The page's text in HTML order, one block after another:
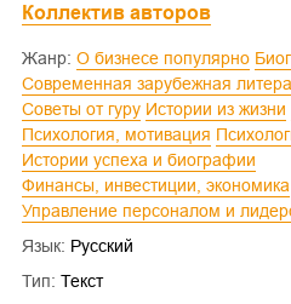
Коллектив авторов
Жанр: О бизнесе популярно
Современная зарубежная
Советы от гуру
Истории из жизни
Психология, мотивация
Истории успеха и биографии
Финансы, инвестиции, экономика
Управление персоналом и
Язык: Русский
Тип: Текст